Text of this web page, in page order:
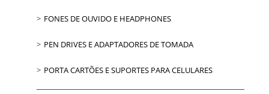
FONES DE OUVIDO E HEADPHONES
PEN DRIVES E ADAPTADORES DE TOMADA
PORTA CARTÕES E SUPORTES PARA CELULARES